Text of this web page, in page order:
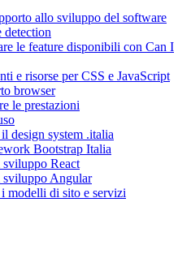
allo sviluppo del software
detection
le feature disponibili con Can I
e risorse per CSS e JavaScript
browser
le prestazioni
design system .italia
Bootstrap Italia
React
Angular
modelli di sito e servizi